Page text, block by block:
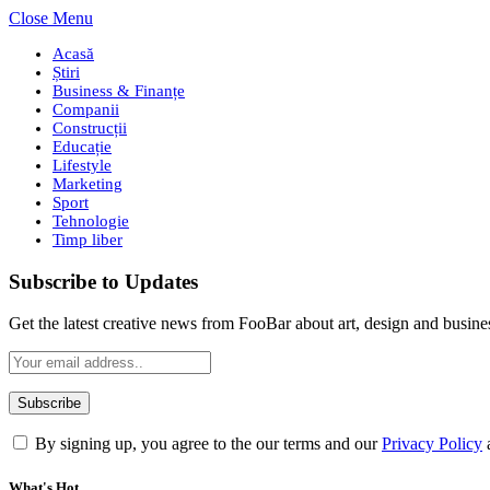
Close Menu
Acasă
Știri
Business & Finanțe
Companii
Construcții
Educație
Lifestyle
Marketing
Sport
Tehnologie
Timp liber
Subscribe to Updates
Get the latest creative news from FooBar about art, design and
By signing up, you agree to the our terms and ourPrivacy Policy